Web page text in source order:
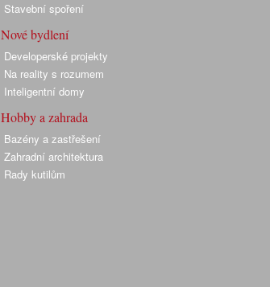
Stavební spoření
Nové bydlení
Developerské projekty
Na reality s rozumem
Inteligentní domy
Hobby a zahrada
Bazény a zastřešení
Zahradní architektura
Rady kutilům